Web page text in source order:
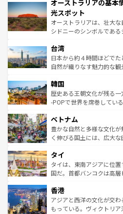
部のニューオーリンズでは
文化が魅力。旅行者はアメ
しみながら、その多様性と
るだろう。車でのロードト
情報は
ワイ島は見逃せない。また
島だが、静かな自然を求め
おすすめ。エメラルドグリ
文化や歴史が息づいてい
人々、おいしいローカルフ
ク、伝統的なフラダンス
っている。訪れるたびに新
はコンテンツ一覧
オーストラリアの基本
光スポット
オーストラリアは、壮大な
シドニーのシンボルであ
リアリーフや大陸中央部に
ク）、タスマニアの美し
ど、見どころがたくさん
いる。アクティビティも充
ビング、ハイキングなど
い。オーストラリアの多
参照してほしい。
台湾
日本から約４時間ほどで
自然が織りなす魅力的な
ン）、静ひつな山岳地帯で
と山間の静けさが共存し
驚きをもたらしてくれる
容にもいいと評判のスイー
が味わえる。 なお、
照してほしい。
韓国
歴史ある王朝文化が残る
-POPで世界を席巻してい
き、地方に足を延ばせば四
できる。そして、キムチ
まで、さまざまな韓国料
リティに包まれながら、韓
わってみて
覧を参照してほしい。
ベトナム
豊かな自然と多様な文化
く伸びる国土には、広大
急速な発展と共に伝統が息
ーチミン市のフランス統
醸し出している。また、
とつ。フォーやバインミー
ひ現地で味わいたい。ど
が旅行者を迎えてくれる
タイ
タイは、東南アジアに位
国だ。首都バンコクは高
の活気が交差している。北
帯で自然と触れ合い、南
いビーチでリゾート気分
香港
アジアと西洋の文化が交
もっている。ヴィクトリ